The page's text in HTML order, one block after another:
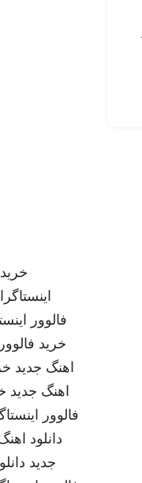
فالوور
خرید
اهنگ جدید
اهنگ جدید
فالوور
دانلود
جدید